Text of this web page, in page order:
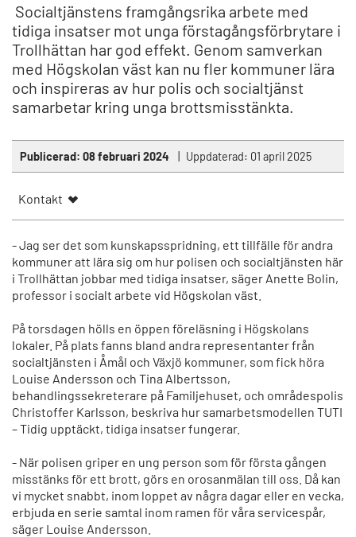
Socialtjänstens framgångsrika arbete med
tidiga insatser mot unga förstagångsförbrytare i
Trollhättan har god effekt. Genom samverkan
med Högskolan väst kan nu fler kommuner lära
och inspireras av hur polis och socialtjänst
samarbetar kring unga brottsmisstänkta.
Publicerad: 08 februari 2024 Uppdaterad: 01 april 2025
Kontakt
- Jag ser det som kunskapsspridning, ett tillfälle för andra
kommuner att lära sig om hur polisen och socialtjänsten här
i Trollhättan jobbar med tidiga insatser, säger Anette Bolin,
professor i socialt arbete vid Högskolan väst.
På torsdagen hölls en öppen föreläsning i Högskolans
lokaler. På plats fanns bland andra representanter från
socialtjänsten i Åmål och Växjö kommuner, som fick höra
Louise Andersson och Tina Albertsson,
behandlingssekreterare på Familjehuset, och områdespolis
Christoffer Karlsson, beskriva hur samarbetsmodellen TUTI
– Tidig upptäckt, tidiga insatser fungerar.
- När polisen griper en ung person som för första gången
misstänks för ett brott, görs en orosanmälan till oss. Då kan
vi mycket snabbt, inom loppet av några dagar eller en vecka,
erbjuda en serie samtal inom ramen för våra servicespår,
säger Louise Andersson.